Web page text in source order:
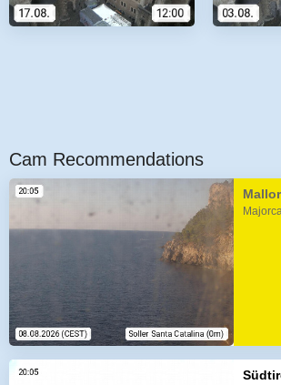
Cam Recommendations